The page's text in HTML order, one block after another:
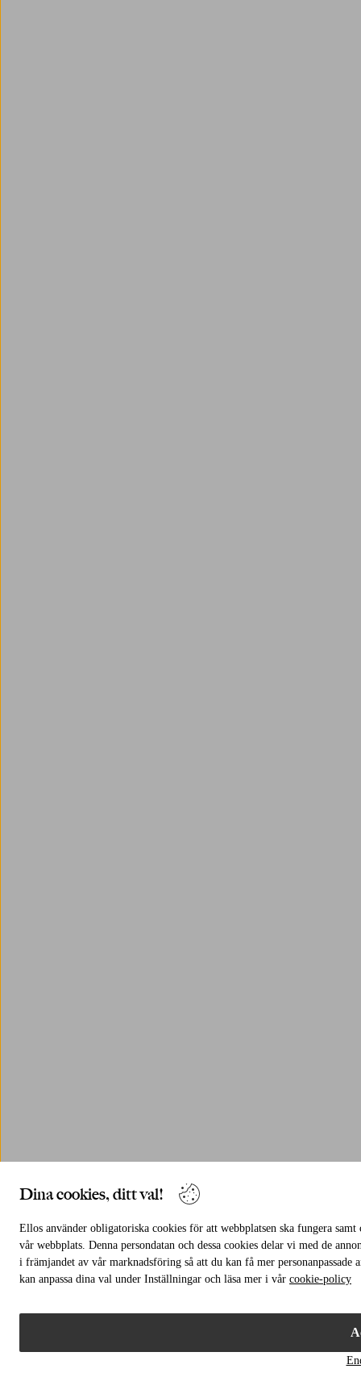
Dina cookies, ditt val!
Ellos använder obligatoriska cookies för att webbplatsen ska fungera
vår webbplats. Denna persondatan och dessa cookies delar vi med de
i främjandet av vår marknadsföring så att du kan få mer
kan anpassa dina val under Inställningar och läsa mer i vår cookie-policy